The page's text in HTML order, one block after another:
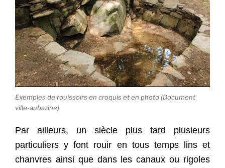
Exemples de rouissoirs en croquis et en photo (Document
ville-aubazine)
Par ailleurs, un siècle plus tard plusieurs
particuliers y font rouir en tous temps lins et
chanvres ainsi que dans les canaux ou rigoles